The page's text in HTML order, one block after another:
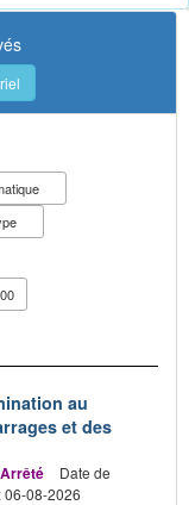
au
et des
Arrêté
Date de
06-08-2026